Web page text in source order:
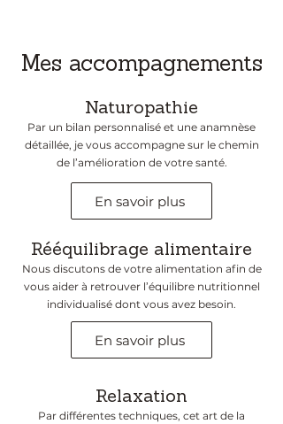
Mes accompagnements
Naturopathie
Par un bilan personnalisé et une anamnèse
détaillée, je vous accompagne sur le chemin
de l’amélioration de votre santé.
En savoir plus
Rééquilibrage alimentaire
Nous discutons de votre alimentation afin de
vous aider à retrouver l’équilibre nutritionnel
individualisé dont vous avez besoin.
En savoir plus
Relaxation
Par différentes techniques, cet art de la